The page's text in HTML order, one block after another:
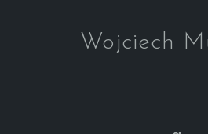
Wojciech